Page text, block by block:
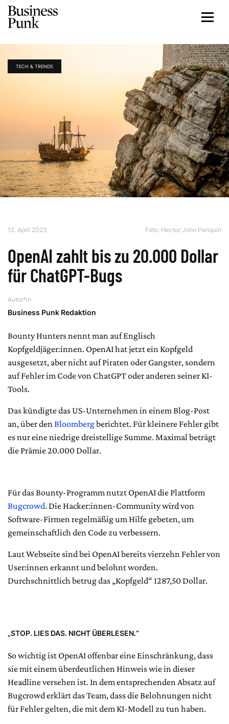
TECH & TRENDS
12. April 2023 Foto: Hector John Periquin
OpenAI zahlt bis zu 20.000 Dollar
für ChatGPT-Bugs
Autor*in
Business Punk Redaktion
Bounty Hunters nennt man auf Englisch
Kopfgeldjäger:innen. OpenAI hat jetzt ein Kopfgeld
ausgesetzt, aber nicht auf Piraten oder Gangster, sondern
auf Fehler im Code von ChatGPT oder anderen seiner KI-
Tools.
Das kündigte das US-Unternehmen in einem Blog-Post
an, über den Bloombergberichtet. Für kleinere Fehler gibt
es nur eine niedrige dreistellige Summe. Maximal beträgt
die Prämie 20.000 Dollar.
Für das Bounty-Programm nutzt OpenAI die Plattform
Bugcrowd. Die Hacker:innen-Community wird von
Software-Firmen regelmäßig um Hilfe gebeten, um
gemeinschaftlich den Code zu verbessern.
Laut Webseite sind bei OpenAI bereits vierzehn Fehler von
User:innen erkannt und belohnt worden.
Durchschnittlich betrug das „Kopfgeld“ 1287,50 Dollar.
„STOP. LIES DAS. NICHT ÜBERLESEN.“
So wichtig ist OpenAI offenbar eine Einschränkung, dass
sie mit einem überdeutlichen Hinweis wie in dieser
Headline versehen ist. In dem entsprechenden Absatz auf
Bugcrowd erklärt das Team, dass die Belohnungen nicht
für Fehler gelten, die mit dem KI-Modell zu tun haben.